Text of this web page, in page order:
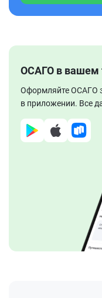
ОСАГО в вашем
Оформляйте ОСАГО
в приложении. Все